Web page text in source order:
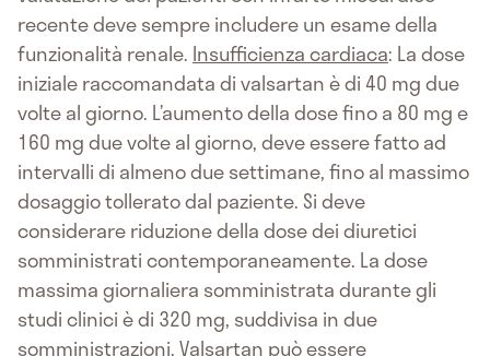
recente deve sempre includere un esame della
funzionalità renale. Insufficienza cardiaca: La dose
iniziale raccomandata di valsartan è di 40 mg due
volte al giorno. L’aumento della dose fino a 80 mg e
160 mg due volte al giorno, deve essere fatto ad
intervalli di almeno due settimane, fino al massimo
dosaggio tollerato dal paziente. Si deve
considerare riduzione della dose dei diuretici
somministrati contemporaneamente. La dose
massima giornaliera somministrata durante gli
studi clinici è di 320 mg, suddivisa in due
somministrazioni. Valsartan può essere